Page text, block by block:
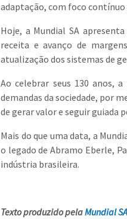
adaptação, com foco
Hoje, a Mundial SA
receita e avanço de
atualização dos sistemas de
Ao celebrar seus 130 anos,
demandas da sociedade, por
de gerar valor e seguir guiada
Mais do que uma data, a
o legado de Abramo Eberle,
indústria brasileira.
Texto produzido pelaMundial SA